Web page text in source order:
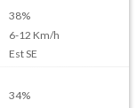
38%
6-12 Km/h
Est SE
34%